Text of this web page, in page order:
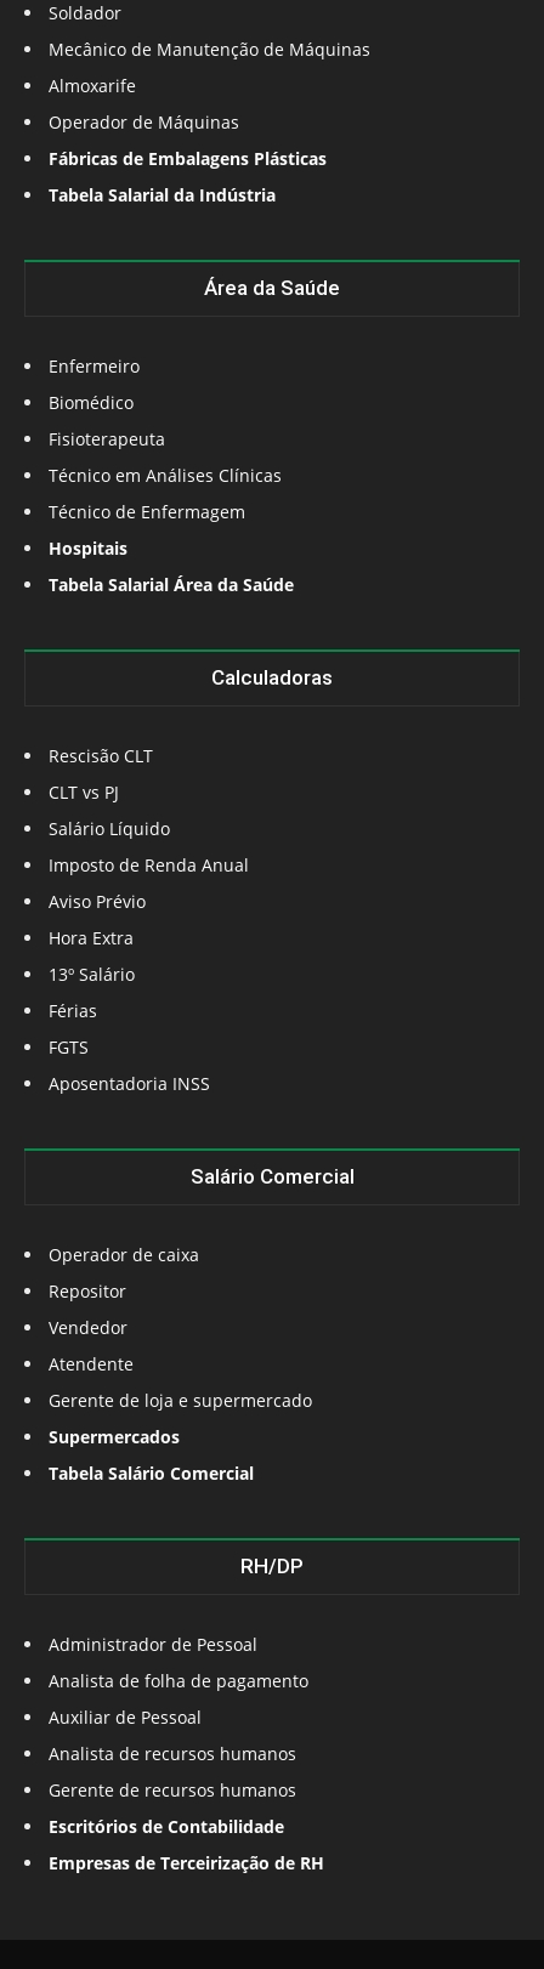
Soldador
Mecânico de Manutenção de Máquinas
Almoxarife
Operador de Máquinas
Fábricas de Embalagens Plásticas
Tabela Salarial da Indústria
Área da Saúde
Enfermeiro
Biomédico
Fisioterapeuta
Técnico em Análises Clínicas
Técnico de Enfermagem
Hospitais
Tabela Salarial Área da Saúde
Calculadoras
Rescisão CLT
CLT vs PJ
Salário Líquido
Imposto de Renda Anual
Aviso Prévio
Hora Extra
13º Salário
Férias
FGTS
Aposentadoria INSS
Salário Comercial
Operador de caixa
Repositor
Vendedor
Atendente
Gerente de loja e supermercado
Supermercados
Tabela Salário Comercial
RH/DP
Administrador de Pessoal
Analista de folha de pagamento
Auxiliar de Pessoal
Analista de recursos humanos
Gerente de recursos humanos
Escritórios de Contabilidade
Empresas de Terceirização de RH